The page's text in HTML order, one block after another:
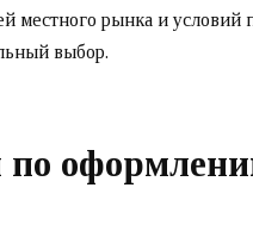
местного рынка и
выбор.